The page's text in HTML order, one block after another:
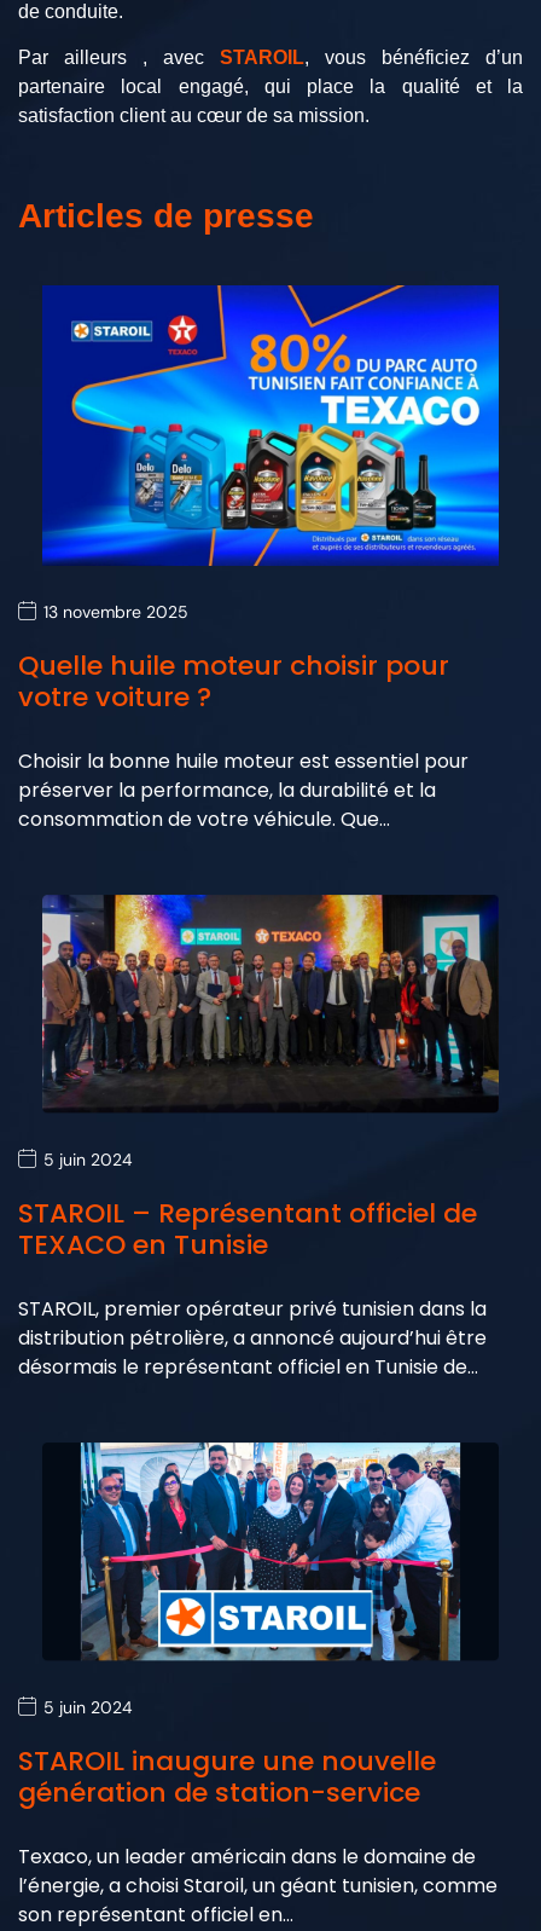
de conduite.
Par ailleurs , avec STAROIL, vous bénéficiez d’un
partenaire local engagé, qui place la qualité et la
satisfaction client au cœur de sa mission.
Articles de presse
13 novembre 2025
Quelle huile moteur choisir pour
votre voiture ?
Choisir la bonne huile moteur est essentiel pour
préserver la performance, la durabilité et la
consommation de votre véhicule. Que…
5 juin 2024
STAROIL – Représentant officiel de
TEXACO en Tunisie
STAROIL, premier opérateur privé tunisien dans la
distribution pétrolière, a annoncé aujourd’hui être
désormais le représentant officiel en Tunisie de…
5 juin 2024
STAROIL inaugure une nouvelle
génération de station-service
Texaco, un leader américain dans le domaine de
l’énergie, a choisi Staroil, un géant tunisien, comme
son représentant officiel en…